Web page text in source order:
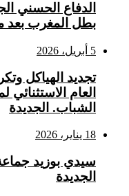
الدفاع الحسني
بطل المغرب بعد
5 أبريل، 2026
تجديد الهياكل
العام الاستثنائي
الشباب. الجديدة
18 يناير، 2026
سيدي بوزيد جماعة
الجديدة